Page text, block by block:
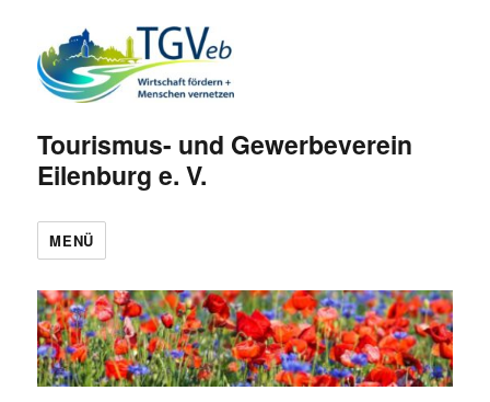
Tourismus- und Gewerbeverein
Eilenburg e. V.
MENÜ